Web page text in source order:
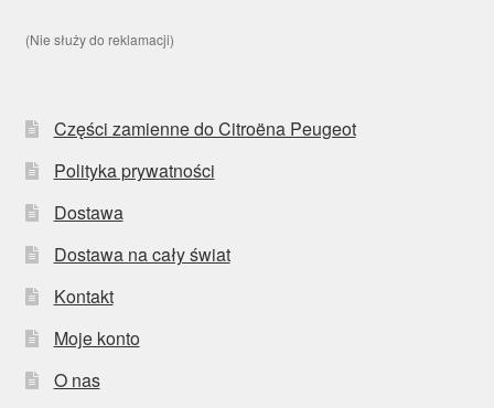
(Nie służy do reklamacji)
Części zamienne do Citroëna Peugeot
Polityka prywatności
Dostawa
Dostawa na cały świat
Kontakt
Moje konto
O nas